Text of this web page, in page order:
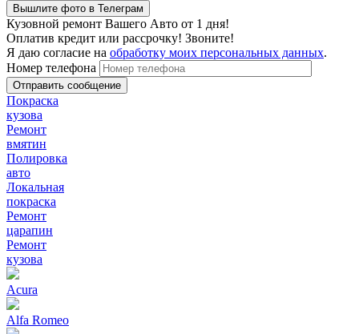
Вышлите фото в Телеграм
Кузовной ремонт Вашего Авто от 1 дня!
Оплатив кредит или рассрочку! Звоните!
Я даю согласие на обработку моих персональных данных.
Номер телефона
Покраска
кузова
Ремонт
вмятин
Полировка
авто
Локальная
покраска
Ремонт
царапин
Ремонт
кузова
Acura
Alfa Romeo